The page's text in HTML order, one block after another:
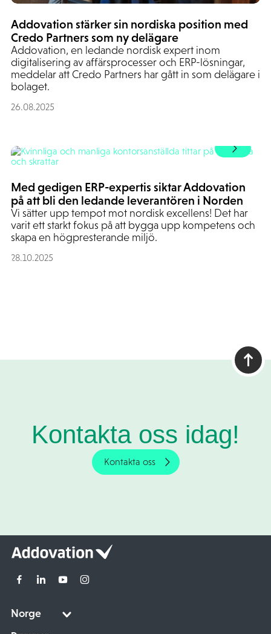
Addovation stärker sin nordiska position med
Credo Partners som ny delägare
Addovation, en ledande nordisk expert inom
digitalisering av affärsprocesser och ERP-lösningar,
meddelar att Credo Partners har gått in som delägare i
bolaget.
26.08.2025
Med gedigen ERP-expertis siktar Addovation
på att bli den ledande leverantören i Norden
Vi sätter upp tempot mot nordisk excellens! Det har
varit ett starkt fokus på att bygga upp kompetens och
skapa en högpresterande miljö.
28.10.2025
Kontakta oss idag!
Kontakta oss